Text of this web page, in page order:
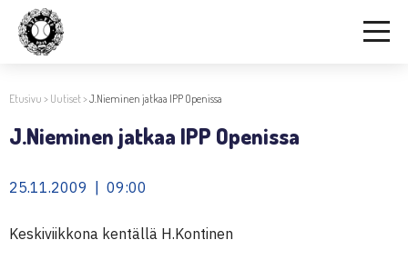
Etusivu > Uutiset>J.Nieminen jatkaa IPP Openissa
J.Nieminen jatkaa IPP Openissa
25.11.2009 | 09:00
Keskiviikkona kentällä H.Kontinen